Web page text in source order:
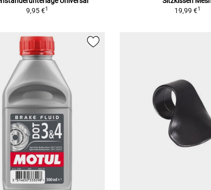
9,95 €1
19,99 €1